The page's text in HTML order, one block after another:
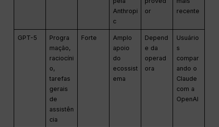
Anthropi
c
or
recente
GPT-5
Progra
mação,
raciocíni
o,
tarefas
gerais
de
assistên
cia
Forte
Amplo
apoio
do
ecossist
ema
Depend
e da
operad
ora
Usuário
s
compar
ando o
Claude
com a
OpenAI